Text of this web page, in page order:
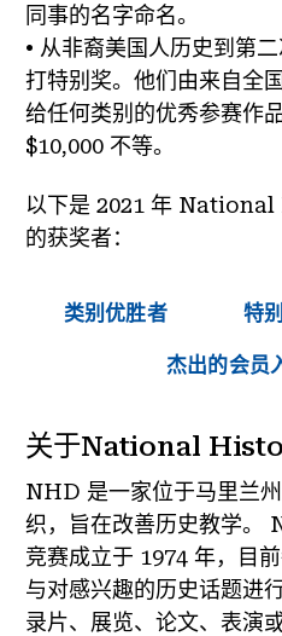
同事的名字命名。
• 从非裔美国人历史到第
打特别奖。他们由来自全
给任何类别的优秀参赛作
$10,000 不等。
以下是 2021 年
的获奖者：
类别优胜者 特
杰出的会员
关于National
NHD 是一家位于马里兰
织，旨在改善历史教学
竞赛成立于 1974 年，目
与对感兴趣的历史话题进
录片、展览、论文、表演